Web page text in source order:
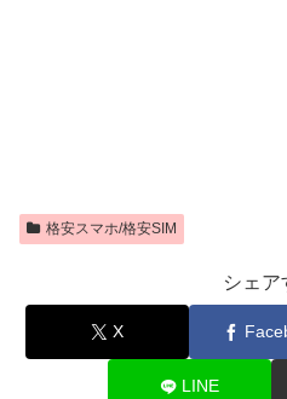
格安スマホ/格安SIM
シェア
X
LINE